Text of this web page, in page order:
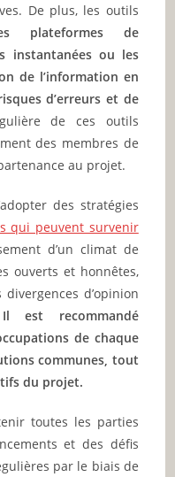
De plus, les outils
plateformes de
instantanées ou les
de l’information en
d’erreurs et de
de ces outils
des membres de
au projet.
des stratégies
qui peuvent survenir
d’un climat de
ouverts et honnêtes,
d’opinion
Il est recommandé
de chaque
communes, tout
du projet.
toutes les parties
et des défis
par le biais de